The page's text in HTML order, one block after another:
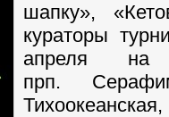
шапку»,
кураторы
апреля на
прп.